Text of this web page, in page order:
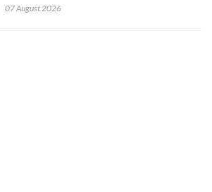
07 August 2026